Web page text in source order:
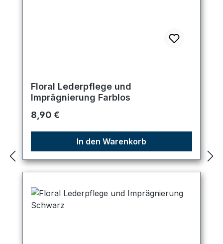
Floral Lederpflege und
Imprägnierung Farblos
Regulärer Preis:
8,90 €
In den Warenkorb